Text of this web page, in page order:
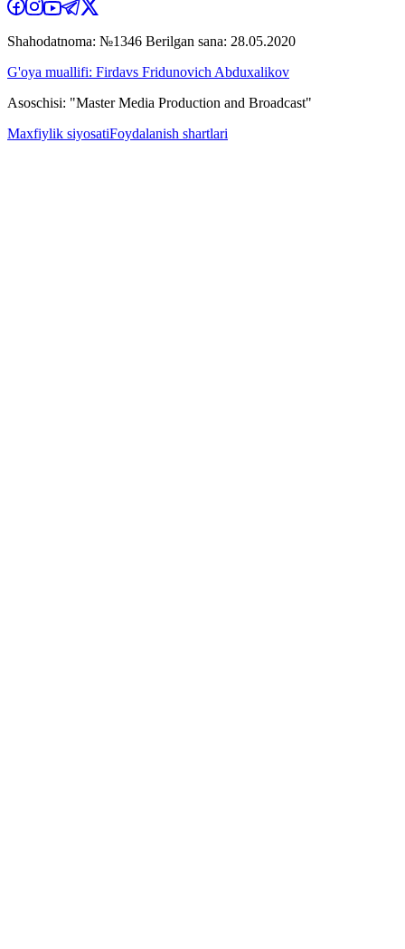
Shahodatnoma: №1346 Berilgan sana: 28.05.2020
G'oya muallifi: Firdavs Fridunovich Abduxalikov
Asoschisi: "Master Media Production and Broadcast"
Maxfiylik siyosatiFoydalanish shartlari